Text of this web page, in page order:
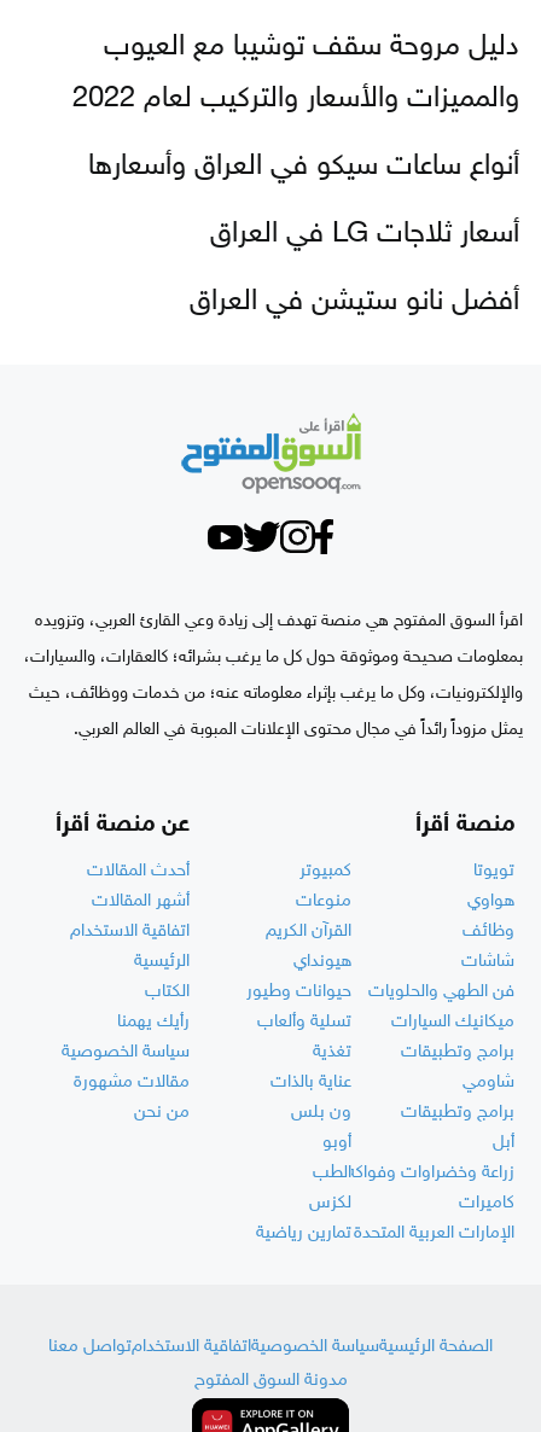
دليل مروحة سقف توشيبا مع العيوب
والمميزات والأسعار والتركيب لعام 2022
أنواع ساعات سيكو في العراق وأسعارها
أسعار ثلاجات LG في العراق
أفضل نانو ستيشن في العراق
اقرأ السوق المفتوح هي منصة تهدف إلى زيادة وعي القارئ العربي، وتزويده
بمعلومات صحيحة وموثوقة حول كل ما يرغب بشرائه؛ كالعقارات، والسيارات،
والإلكترونيات، وكل ما يرغب بإثراء معلوماته عنه؛ من خدمات ووظائف، حيث
يمثل مزوداً رائداً في مجال محتوى الإعلانات المبوبة في العالم العربي.
منصة أقرأ
تويوتا
كمبيوتر
هواوي
منوعات
وظائف
القرآن الكريم
شاشات
هيونداي
فن الطهي والحلويات
حيوانات وطيور
ميكانيك السيارات
تسلية وألعاب
برامج وتطبيقات
تغذية
شاومي
عناية بالذات
برامج وتطبيقات
ون بلس
أبل
أوبو
زراعة وخضراوات وفواكهالطب
كاميرات
لكزس
الإمارات العربية المتحدةتمارين رياضية
عن منصة أقرأ
أحدث المقالات
أشهر المقالات
اتفاقية الاستخدام
الرئيسية
الكتاب
رأيك يهمنا
سياسة الخصوصية
مقالات مشهورة
من نحن
الصفحة الرئيسيةسياسة الخصوصيةاتفاقية الاستخدامتواصل معنا
مدونة السوق المفتوح